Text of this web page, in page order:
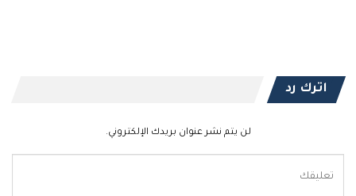
اترك رد
لن يتم نشر عنوان بريدك الإلكتروني.